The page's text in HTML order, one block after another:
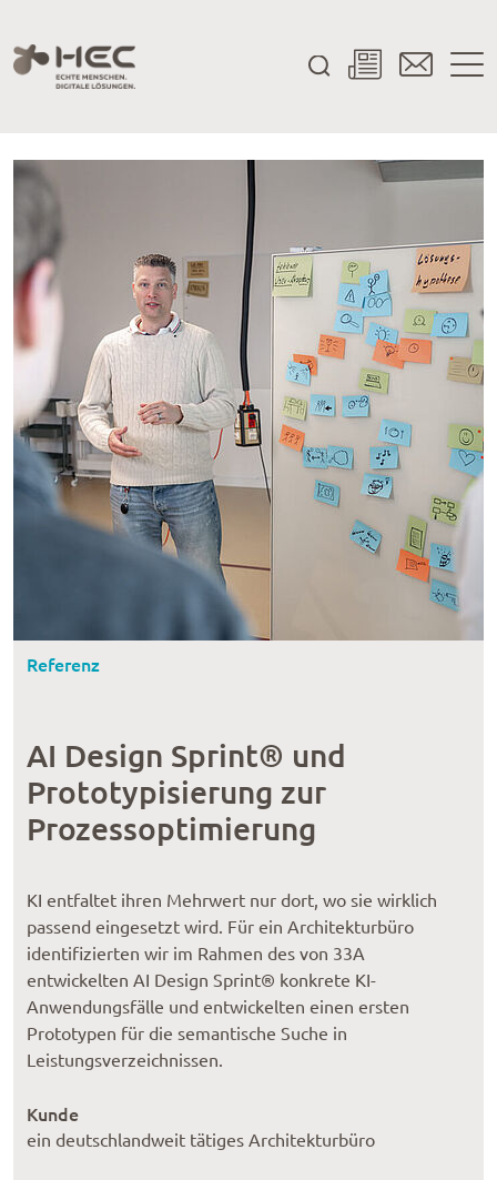
Referenz
AI Design Sprint® und
Prototypisierung zur
Prozessoptimierung
KI entfaltet ihren Mehrwert nur dort, wo sie wirklich
passend eingesetzt wird. Für ein Architekturbüro
identifizierten wir im Rahmen des von 33A
entwickelten AI Design Sprint® konkrete KI-
Anwendungsfälle und entwickelten einen ersten
Prototypen für die semantische Suche in
Leistungsverzeichnissen.
Kunde
ein deutschlandweit tätiges Architekturbüro